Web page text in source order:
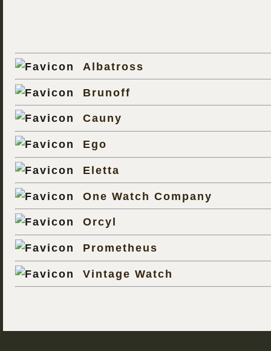
Albatross
Brunoff
Cauny
Ego
Eletta
One Watch Company
Orcyl
Prometheus
Vintage Watch